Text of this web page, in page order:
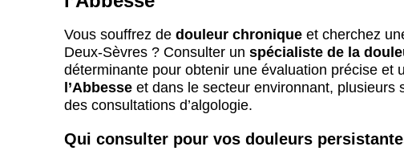
Vous souffrez de douleur chronique et cherchez
Deux-Sèvres ? Consulter un spécialiste de la
déterminante pour obtenir une évaluation précise et
l’Abbesse et dans le secteur environnant, plusieurs
des consultations d’algologie.
Qui consulter pour vos douleurs